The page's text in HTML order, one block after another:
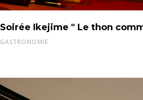
Soirée Ikejime " Le thon
GASTRONOMIE